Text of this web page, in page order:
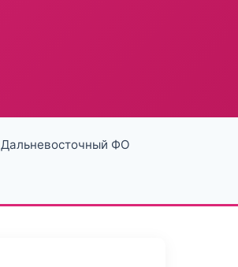
Дальневосточный ФО